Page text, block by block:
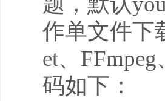
作单文件下
et、
码如下：